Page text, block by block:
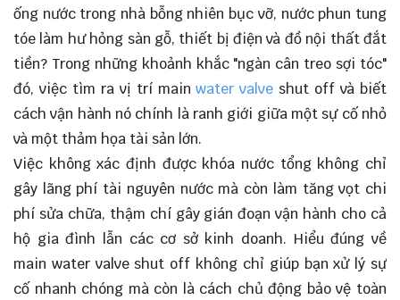
ống nước trong nhà bỗng nhiên bục vỡ, nước phun tung
tóe làm hư hỏng sàn gỗ, thiết bị điện và đồ nội thất đắt
tiền? Trong những khoảnh khắc "ngàn cân treo sợi tóc"
đó, việc tìm ra vị trí mainwater valve shut off và biết
cách vận hành nó chính là ranh giới giữa một sự cố nhỏ
và một thảm họa tài sản lớn.
Việc không xác định được khóa nước tổng không chỉ
gây lãng phí tài nguyên nước mà còn làm tăng vọt chi
phí sửa chữa, thậm chí gây gián đoạn vận hành cho cả
hộ gia đình lẫn các cơ sở kinh doanh. Hiểu đúng về
main water valve shut off không chỉ giúp bạn xử lý sự
cố nhanh chóng mà còn là cách chủ động bảo vệ toàn